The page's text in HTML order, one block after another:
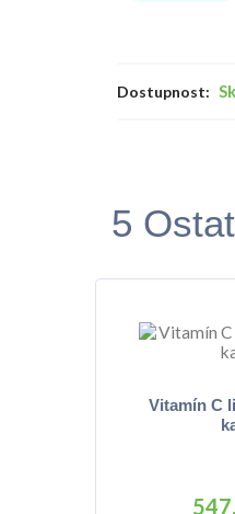
Dostupnost:
5
Vitamín C